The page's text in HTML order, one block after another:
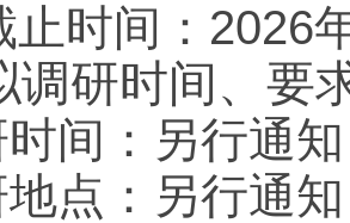
止时间：2026
调研时间、要
间：另行通知
点：另行通知